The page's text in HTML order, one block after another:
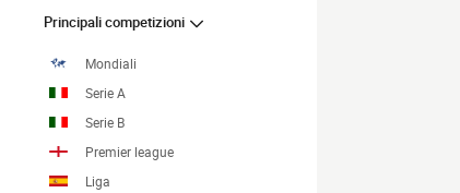
Principali competizioni
Mondiali
Serie A
Serie B
Premier league
Liga